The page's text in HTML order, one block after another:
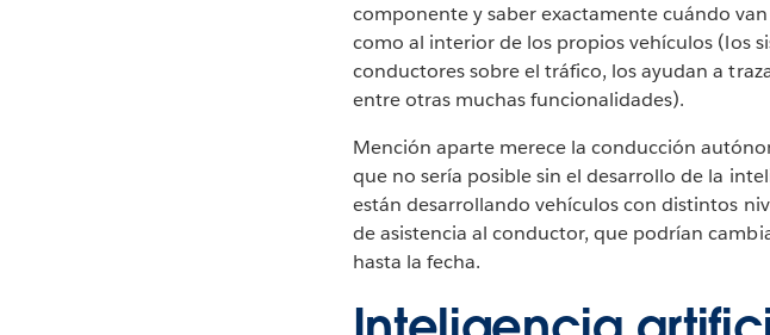
componente y saber exactamente cuándo
como al interior de los propios vehículos (los
conductores sobre el tráfico, los ayudan a
entre otras muchas funcionalidades).
Mención aparte merece la conducción
que no sería posible sin el desarrollo de la
están desarrollando vehículos con distintos
de asistencia al conductor, que podrían
hasta la fecha.